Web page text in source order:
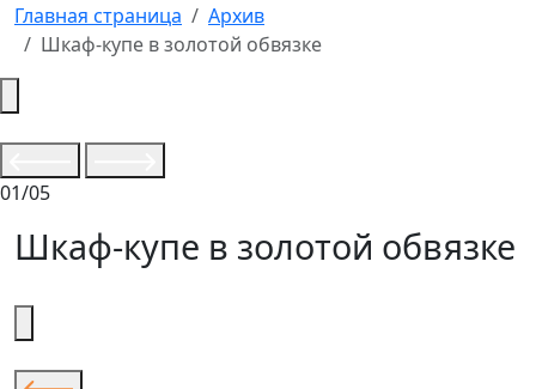
Главная страница
Архив
Шкаф-купе в золотой обвязке
01/05
Шкаф-купе в золотой обвязке